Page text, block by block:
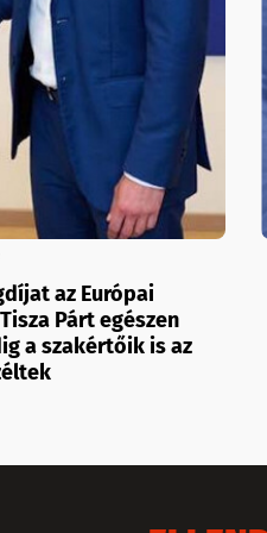
az Európai
Párt egészen
a szakértőik is az